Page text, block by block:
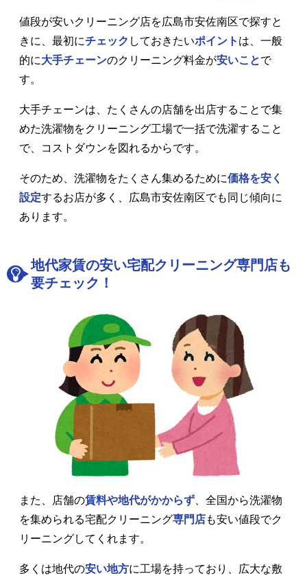
値段が安いクリーニング店を広島市安佐南区で探すと
きに、最初にチェック しておきたいポイント は、一般
的に大手チェーンのクリーニング料金が安いことで
す。
大手チェーンは、たくさんの店舗を出店することで集
めた洗濯物をクリーニング工場で一括で洗濯すること
で、コストダウンを図れるからです。
そのため、洗濯物をたくさん集めるために価格を安く
設定するお店が多く、広島市安佐南区でも同じ傾向に
あります。
地代家賃の安い宅配クリーニング専門店も
要チェック！
また、店舗の賃料や地代がかからず 、全国から洗濯物
を集められる宅配クリーニング専門店も安い値段でク
リーニングしてくれます。
多くは地代の安い地方に工場を持っており、広大な敷